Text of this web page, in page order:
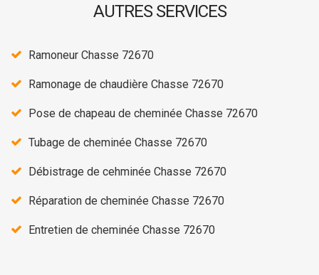
AUTRES SERVICES
Ramoneur Chasse 72670
Ramonage de chaudière Chasse 72670
Pose de chapeau de cheminée Chasse 72670
Tubage de cheminée Chasse 72670
Débistrage de cehminée Chasse 72670
Réparation de cheminée Chasse 72670
Entretien de cheminée Chasse 72670